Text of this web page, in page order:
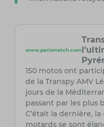
www.parismatch.com
150 motos ont
de la Transpy AMV
jours de la
passant par les plus
C’était la dernière, la
motards se sont